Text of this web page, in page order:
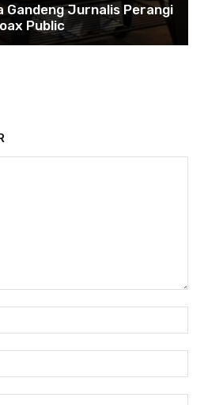
Gandeng Jurnalis Perangi
Public